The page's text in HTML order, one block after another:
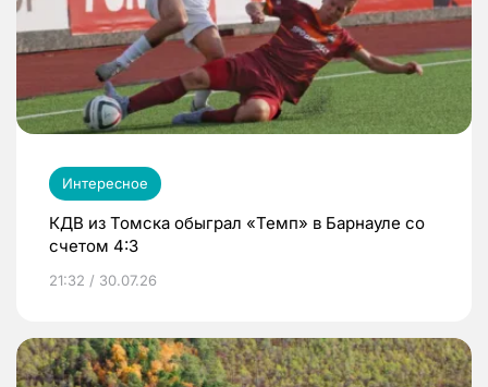
Интересное
КДВ из Томска обыграл «Темп» в Барнауле со
счетом 4:3
21:32 / 30.07.26